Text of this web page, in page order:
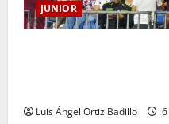
JUNIOR
Luis Ángel Ortiz Badillo